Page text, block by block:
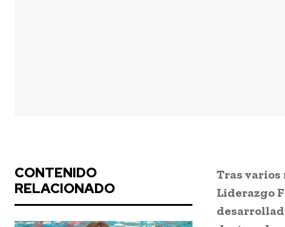
CONTENIDO
RELACIONADO
Tras varios
Liderazgo